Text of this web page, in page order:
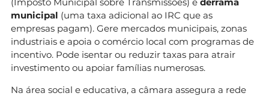
municipal (uma taxa adicional ao IRC que as
empresas pagam). Gere mercados municipais, zonas
industriais e apoia o comércio local com programas de
incentivo. Pode isentar ou reduzir taxas para atrair
investimento ou apoiar famílias numerosas.
Na área social e educativa, a câmara assegura a rede